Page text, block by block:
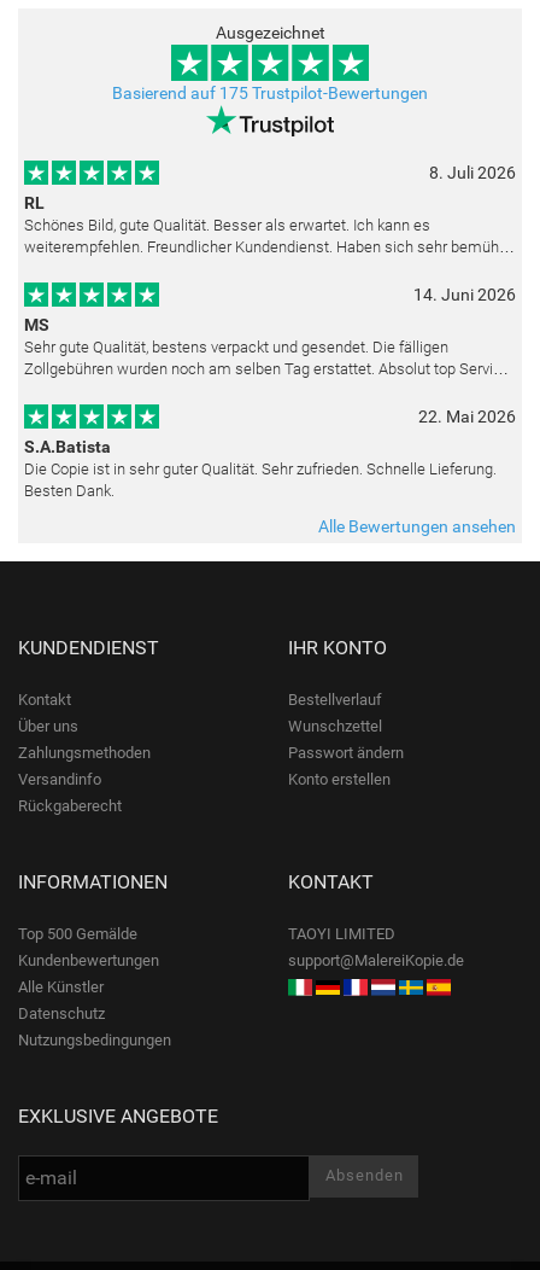
Ausgezeichnet
Basierend auf 175 Trustpilot-Bewertungen
8. Juli 2026
RL
Schönes Bild, gute Qualität. Besser als erwartet. Ich kann es
weiterempfehlen. Freundlicher Kundendienst. Haben sich sehr bemüht
14. Juni 2026
MS
Sehr gute Qualität, bestens verpackt und gesendet. Die fälligen
Zollgebühren wurden noch am selben Tag erstattet. Absolut top Service
22. Mai 2026
S.A.Batista
Die Copie ist in sehr guter Qualität. Sehr zufrieden. Schnelle Lieferung.
Besten Dank.
Alle Bewertungen ansehen
KUNDENDIENST
Kontakt
Über uns
Zahlungsmethoden
Versandinfo
Rückgaberecht
IHR KONTO
Bestellverlauf
Wunschzettel
Passwort ändern
Konto erstellen
INFORMATIONEN
Top 500 Gemälde
Kundenbewertungen
Alle Künstler
Datenschutz
Nutzungsbedingungen
KONTAKT
TAOYI LIMITED
support@MalereiKopie.de
EXKLUSIVE ANGEBOTE